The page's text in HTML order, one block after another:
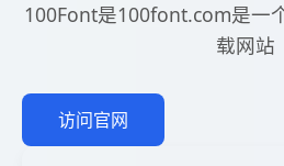
100Font是100font.com是一
载网站
访问官网